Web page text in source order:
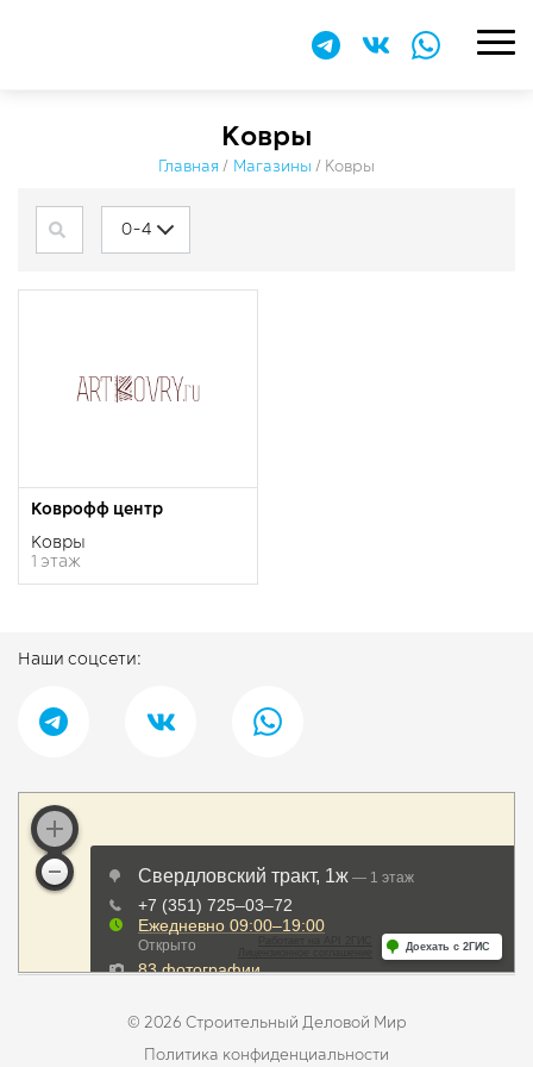
​Ковры
Главная / Магазины / ​Ковры
0-4
Коврофф центр
​Ковры
1 этаж
Наши соцсети:
© 2026 Строительный Деловой Мир
Политика конфиденциальности